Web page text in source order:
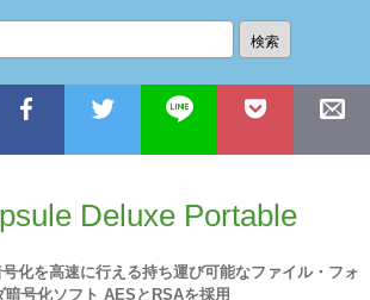
Deluxe Portable
化を高速に行える持ち運び可能なファイル・フォ
暗号化ソフト AESとRSAを採用